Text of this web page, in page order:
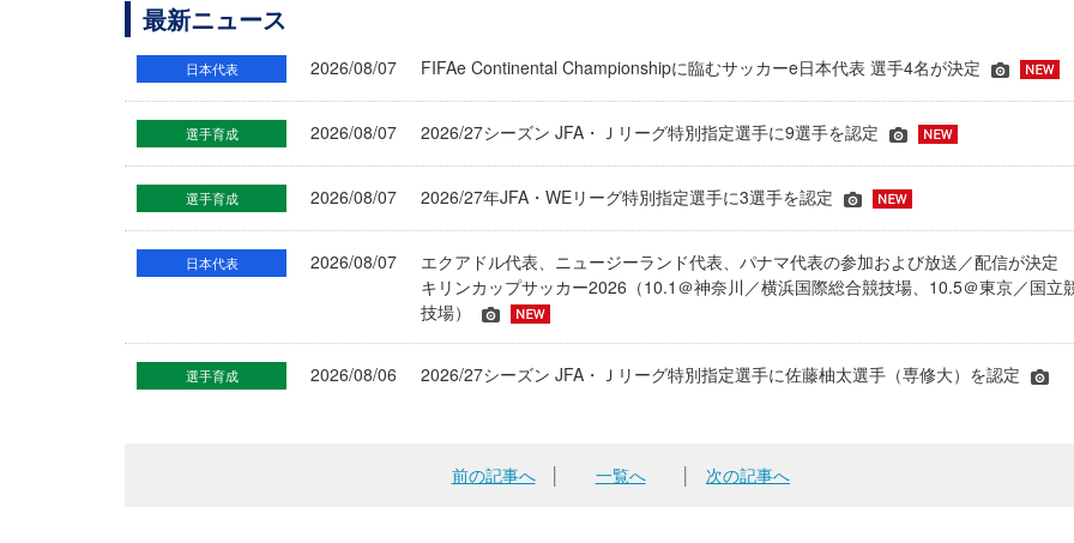
最新ニュース
日本代表 2026/08/07 FIFAe Continental Championshipに臨むサッカーe日本代表 選手4名が決定
選手育成 2026/08/07 2026/27シーズン JFA・Ｊリーグ特別指定選手に9選手を認定
選手育成 2026/08/07 2026/27年JFA・WEリーグ特別指定選手に3選手を認定
日本代表 2026/08/07
エクアドル代表、ニュージーランド代表、パナマ代表の参加および放送／配信が決定
キリンカップサッカー2026（10.1＠神奈川／横浜国際総合競技場、10.5＠東京／国立
技場）
選手育成 2026/08/06 2026/27シーズン JFA・Ｊリーグ特別指定選手に佐藤柚太選手（専修大）を認定
前の記事へ│ 一覧へ 次の記事へ